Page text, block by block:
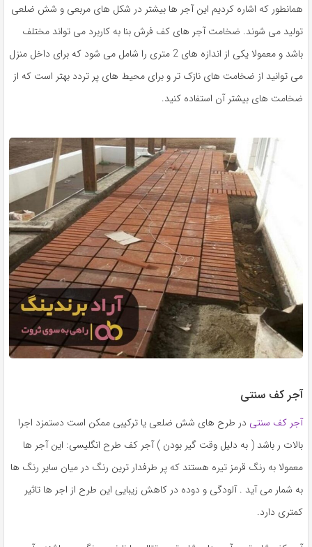
همانطور که اشاره کردیم این آجر ها بیشتر در شکل های مربعی و شش ضلعی
تولید می شوند. ضخامت آجر های کف فرش بنا به کاربرد می تواند مختلف
باشد و معمولا یکی از اندازه های 2 متری را شامل می شود که برای داخل منزل
می توانید از ضخامت های نازک تر و برای محیط های پر تردد بهتر است که از
ضخامت های بیشتر آن استفاده کنید.
آجر کف سنتی
آجر کف سنتی در طرح های شش ضلعی یا ترکیبی ممکن است دستمزد اجرا
بالات ر باشد ( به دلیل وقت گیر بودن ) آجر کف طرح انگلیسی: این آجر ها
معمولا به رنگ قرمز تیره هستند که پر طرفدار ترین رنگ در میان سایر رنگ ها
به شمار می آید . آلودگی و دوده در کاهش زیبایی این طرح از اجر ها تاثیر
کمتری دارد.